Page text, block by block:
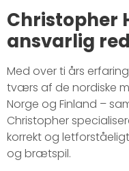
Christopher
ansvarlig
Med over ti års
tværs af de nordiske
Norge og Finland –
Christopher
korrekt og
og brætspil.